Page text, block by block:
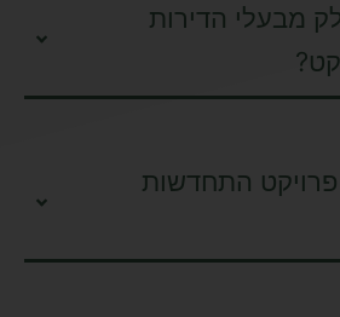
מבעלי הדירות
התחדשות